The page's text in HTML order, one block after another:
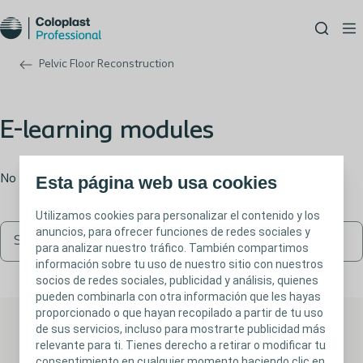
Esta página web usa cookies
Utilizamos cookies para personalizar el contenido y los
anuncios, para ofrecer funciones de redes sociales y
para analizar nuestro tráfico. También compartimos
información sobre tu uso de nuestro sitio con nuestros
socios de redes sociales, publicidad y análisis, quienes
pueden combinarla con otra información que les hayas
proporcionado o que hayan recopilado a partir de tu uso
de sus servicios, incluso para mostrarte publicidad más
relevante para ti. Tienes derecho a retirar o modificar tu
Pelvic Floor Reconstruction
E-learning modules
No items to display at the moment, but we’re working on it!